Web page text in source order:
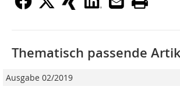
Thematisch passende
Ausgabe 02/2019